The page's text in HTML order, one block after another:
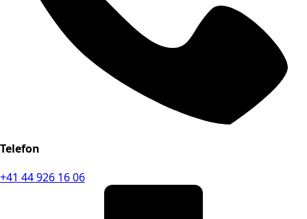
Telefon
+41 44 926 16 06